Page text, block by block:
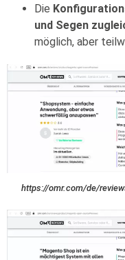
Die
und Segen
möglich, aber
https://omr.com/de/